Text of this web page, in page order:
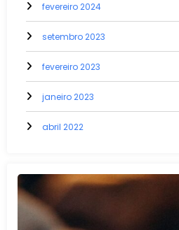
fevereiro 2024
setembro 2023
fevereiro 2023
janeiro 2023
abril 2022